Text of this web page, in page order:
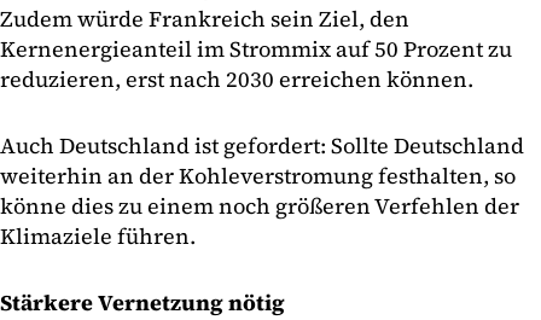
Zudem würde Frankreich sein Ziel, den
Kernenergieanteil im Strommix auf 50 Prozent zu
reduzieren, erst nach 2030 erreichen können.
Auch Deutschland ist gefordert: Sollte Deutschland
weiterhin an der Kohleverstromung festhalten, so
könne dies zu einem noch größeren Verfehlen der
Klimaziele führen.
Stärkere Vernetzung nötig